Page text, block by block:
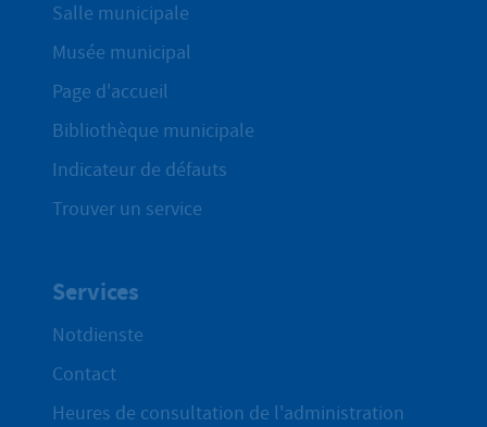
Salle municipale
Musée municipal
Page d'accueil
Bibliothèque municipale
Indicateur de défauts
Trouver un service
Services
Notdienste
Contact
Heures de consultation de l'administration